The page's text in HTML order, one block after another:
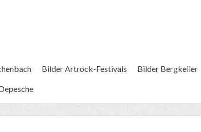
Bilder Artrock-Festivals Bilder Bergkeller